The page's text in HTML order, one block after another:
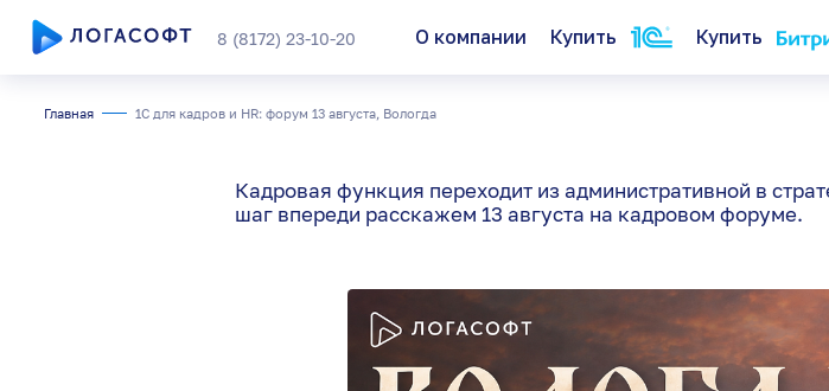
8 (8172) 23-10-20 О компании Купить Купить
Главная 1С для кадров и HR: форум 13 августа, Вологда
Кадровая функция переходит из административной в
шаг впереди расскажем 13 августа на кадровом форуме.
Внедрение решений
Сопровождение